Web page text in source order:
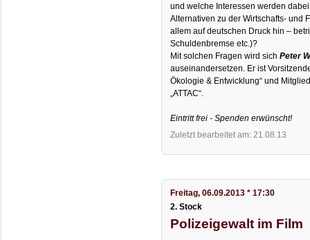
und welche Interessen werden
Alternativen zu der Wirtschafts- und
allem auf deutschen Druck hin –
Schuldenbremse etc.)?
Mit solchen Fragen wird sichPeter
auseinandersetzen. Er ist
Ökologie & Entwicklung“ und
„ATTAC“.
Eintritt frei - Spenden erwünscht!
Zuletzt bearbeitet am: 21.08.13
Freitag, 06.09.2013 * 17:30
2. Stock
Polizeigewalt im Film